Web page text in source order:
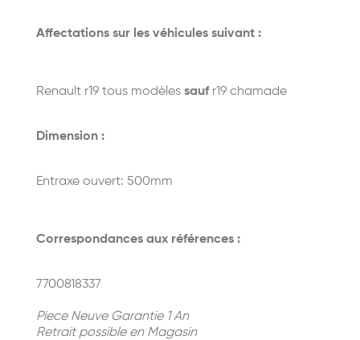
Affectations sur les véhicules suivant :
Renault r19 tous modèles saufr19 chamade
Dimension :
Entraxe ouvert: 500mm
Correspondances aux références :
7700818337
Piece Neuve Garantie 1 An
Retrait possible en Magasin